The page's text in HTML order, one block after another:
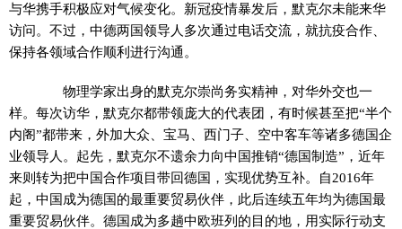
与华携手积极应对气候变化。新冠疫情暴发后，默克尔未能来华
访问。不过，中德两国领导人多次通过电话交流，就抗疫合作、
保持各领域合作顺利进行沟通。
物理学家出身的默克尔崇尚务实精神，对华外交也一
样。每次访华，默克尔都带领庞大的代表团，有时候甚至把“半个
内阁”都带来，外加大众、宝马、西门子、空中客车等诸多德国企
业领导人。起先，默克尔不遗余力向中国推销“德国制造”，近年
来则转为把中国合作项目带回德国，实现优势互补。自2016年
起，中国成为德国的最重要贸易伙伴，此后连续五年均为德国最
重要贸易伙伴。德国成为多趟中欧班列的目的地，用实际行动支